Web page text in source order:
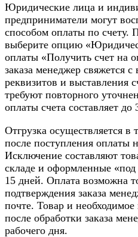
Юридические лица и
предприниматели могут
способом оплаты по счету.
выберите опцию
оплаты «Получить счет на
заказа менеджер свяжется
реквизитов и выставления
требуют повторного
оплаты счета составляет до
Отгрузка осуществляется в
после поступления оплаты
Исключение составляют
складе и оформленные «под
15 дней. Оплата возможна
подтверждения заказа
почте. Товар и необходимое
после обработки заказа
рабочего дня.